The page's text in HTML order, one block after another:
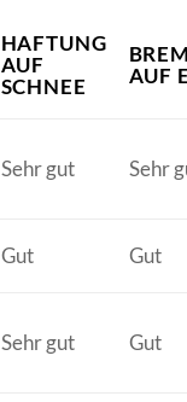
HAFTUNG
AUF
SCHNEE
AUF
Sehr gut Sehr
Gut Gut
Sehr gut Gut